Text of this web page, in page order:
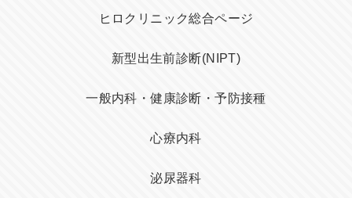
ヒロクリニック総合ページ
新型出生前診断(NIPT)
一般内科・健康診断・予防接種
心療内科
泌尿器科